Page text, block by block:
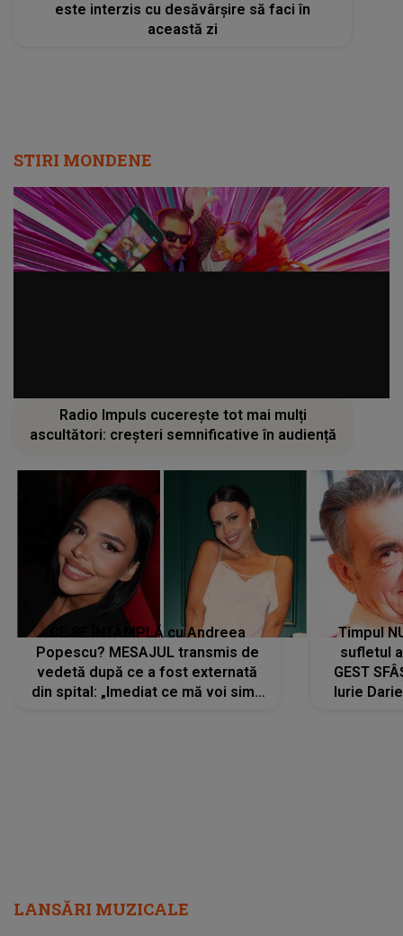
este interzis cu desăvârșire să faci în
această zi
STIRI MONDENE
Radio Impuls cucerește tot mai mulți
ascultători: creșteri semnificative în audiență
CE SE ÎNTÂMPLĂ cu Andreea
Popescu? MESAJUL transmis de
vedetă după ce a fost externată
din spital: „Imediat ce mă voi simți
Timpul
sufletul
GEST
Iurie
LANSĂRI MUZICALE